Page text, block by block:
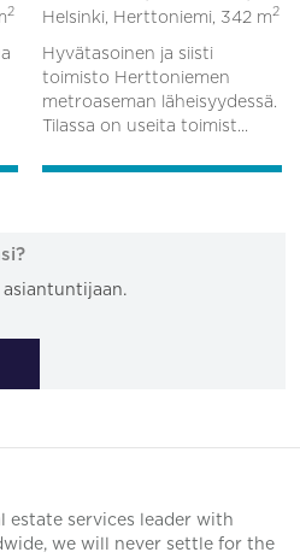
2
Helsinki, Herttoniemi, 342 m2
Hyvätasoinen ja siisti
toimisto Herttoniemen
metroaseman läheisyydessä.
Tilassa on useita toimist...
estate services leader with
we will never settle for the